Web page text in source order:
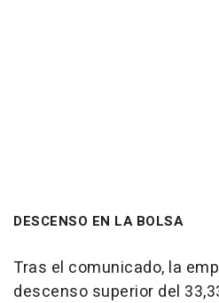
DESCENSO EN LA BOLSA
Tras el comunicado, la
descenso superior del